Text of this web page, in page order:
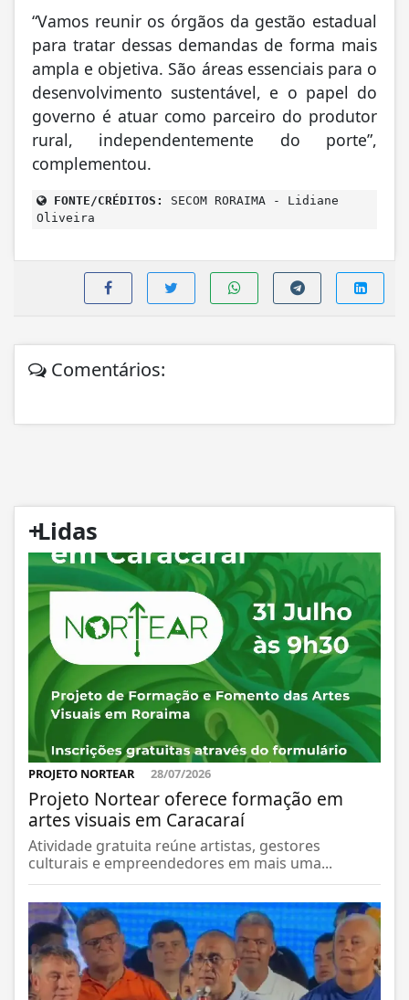
“Vamos reunir os órgãos da gestão estadual
para tratar dessas demandas de forma mais
ampla e objetiva. São áreas essenciais para o
desenvolvimento sustentável, e o papel do
governo é atuar como parceiro do produtor
rural, independentemente do porte”,
complementou.
FONTE/CRÉDITOS:
SECOM RORAIMA - Lidiane
Oliveira
Comentários:
+
Lidas
PROJETO NORTEAR 28/07/2026
Projeto Nortear oferece formação em
artes visuais em Caracaraí
Atividade gratuita reúne artistas, gestores
culturais e empreendedores em mais uma...